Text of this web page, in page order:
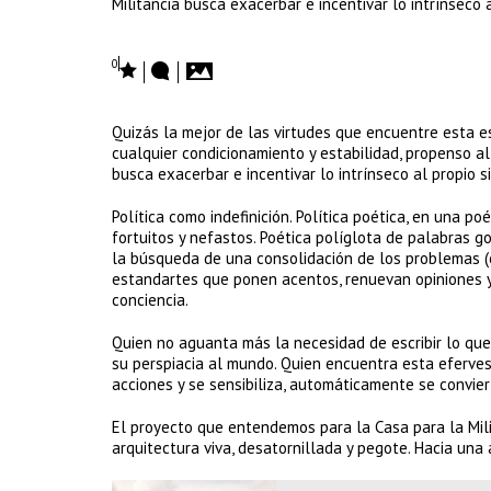
0
Quizás la mejor de las virtudes que encuentre esta
cualquier condicionamiento y estabilidad, propenso
busca exacerbar e incentivar lo intrínseco al propio
Política como indefinición. Política poética, en una
fortuitos y nefastos. Poética políglota de palabras
la búsqueda de una consolidación de los
estandartes que ponen acentos, renuevan
conciencia.
Quien no aguanta más la necesidad de escribir lo
su perspiacia al mundo. Quien encuentra esta
acciones y se sensibiliza, automáticamente se
El proyecto que entendemos para la Casa para la
arquitectura viva, desatornillada y pegote. Hacia